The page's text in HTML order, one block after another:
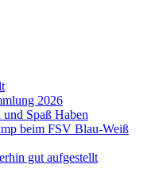
2026
Spaß Haben
beim FSV Blau-Weiß
gut aufgestellt